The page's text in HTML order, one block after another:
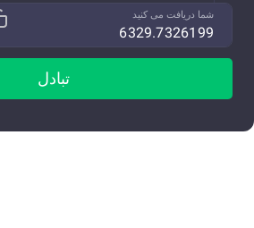
شما دریافت می کنید
تبادل